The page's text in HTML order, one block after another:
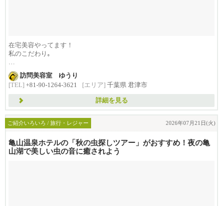
在宅美容やってます！
私のこだわり｡
今日のお客様。
可愛いインテリアやお洋服が好きな...
訪問美容室 ゆうり
[TEL] +81-90-1264-3621 [エリア] 千葉県 君津市
詳細を見る
ご紹介いろいろ / 旅行・レジャー 2026年07月21日(火)
亀山温泉ホテルの「秋の虫探しツアー」がおすすめ！夜の亀
山湖で美しい虫の音に癒されよう